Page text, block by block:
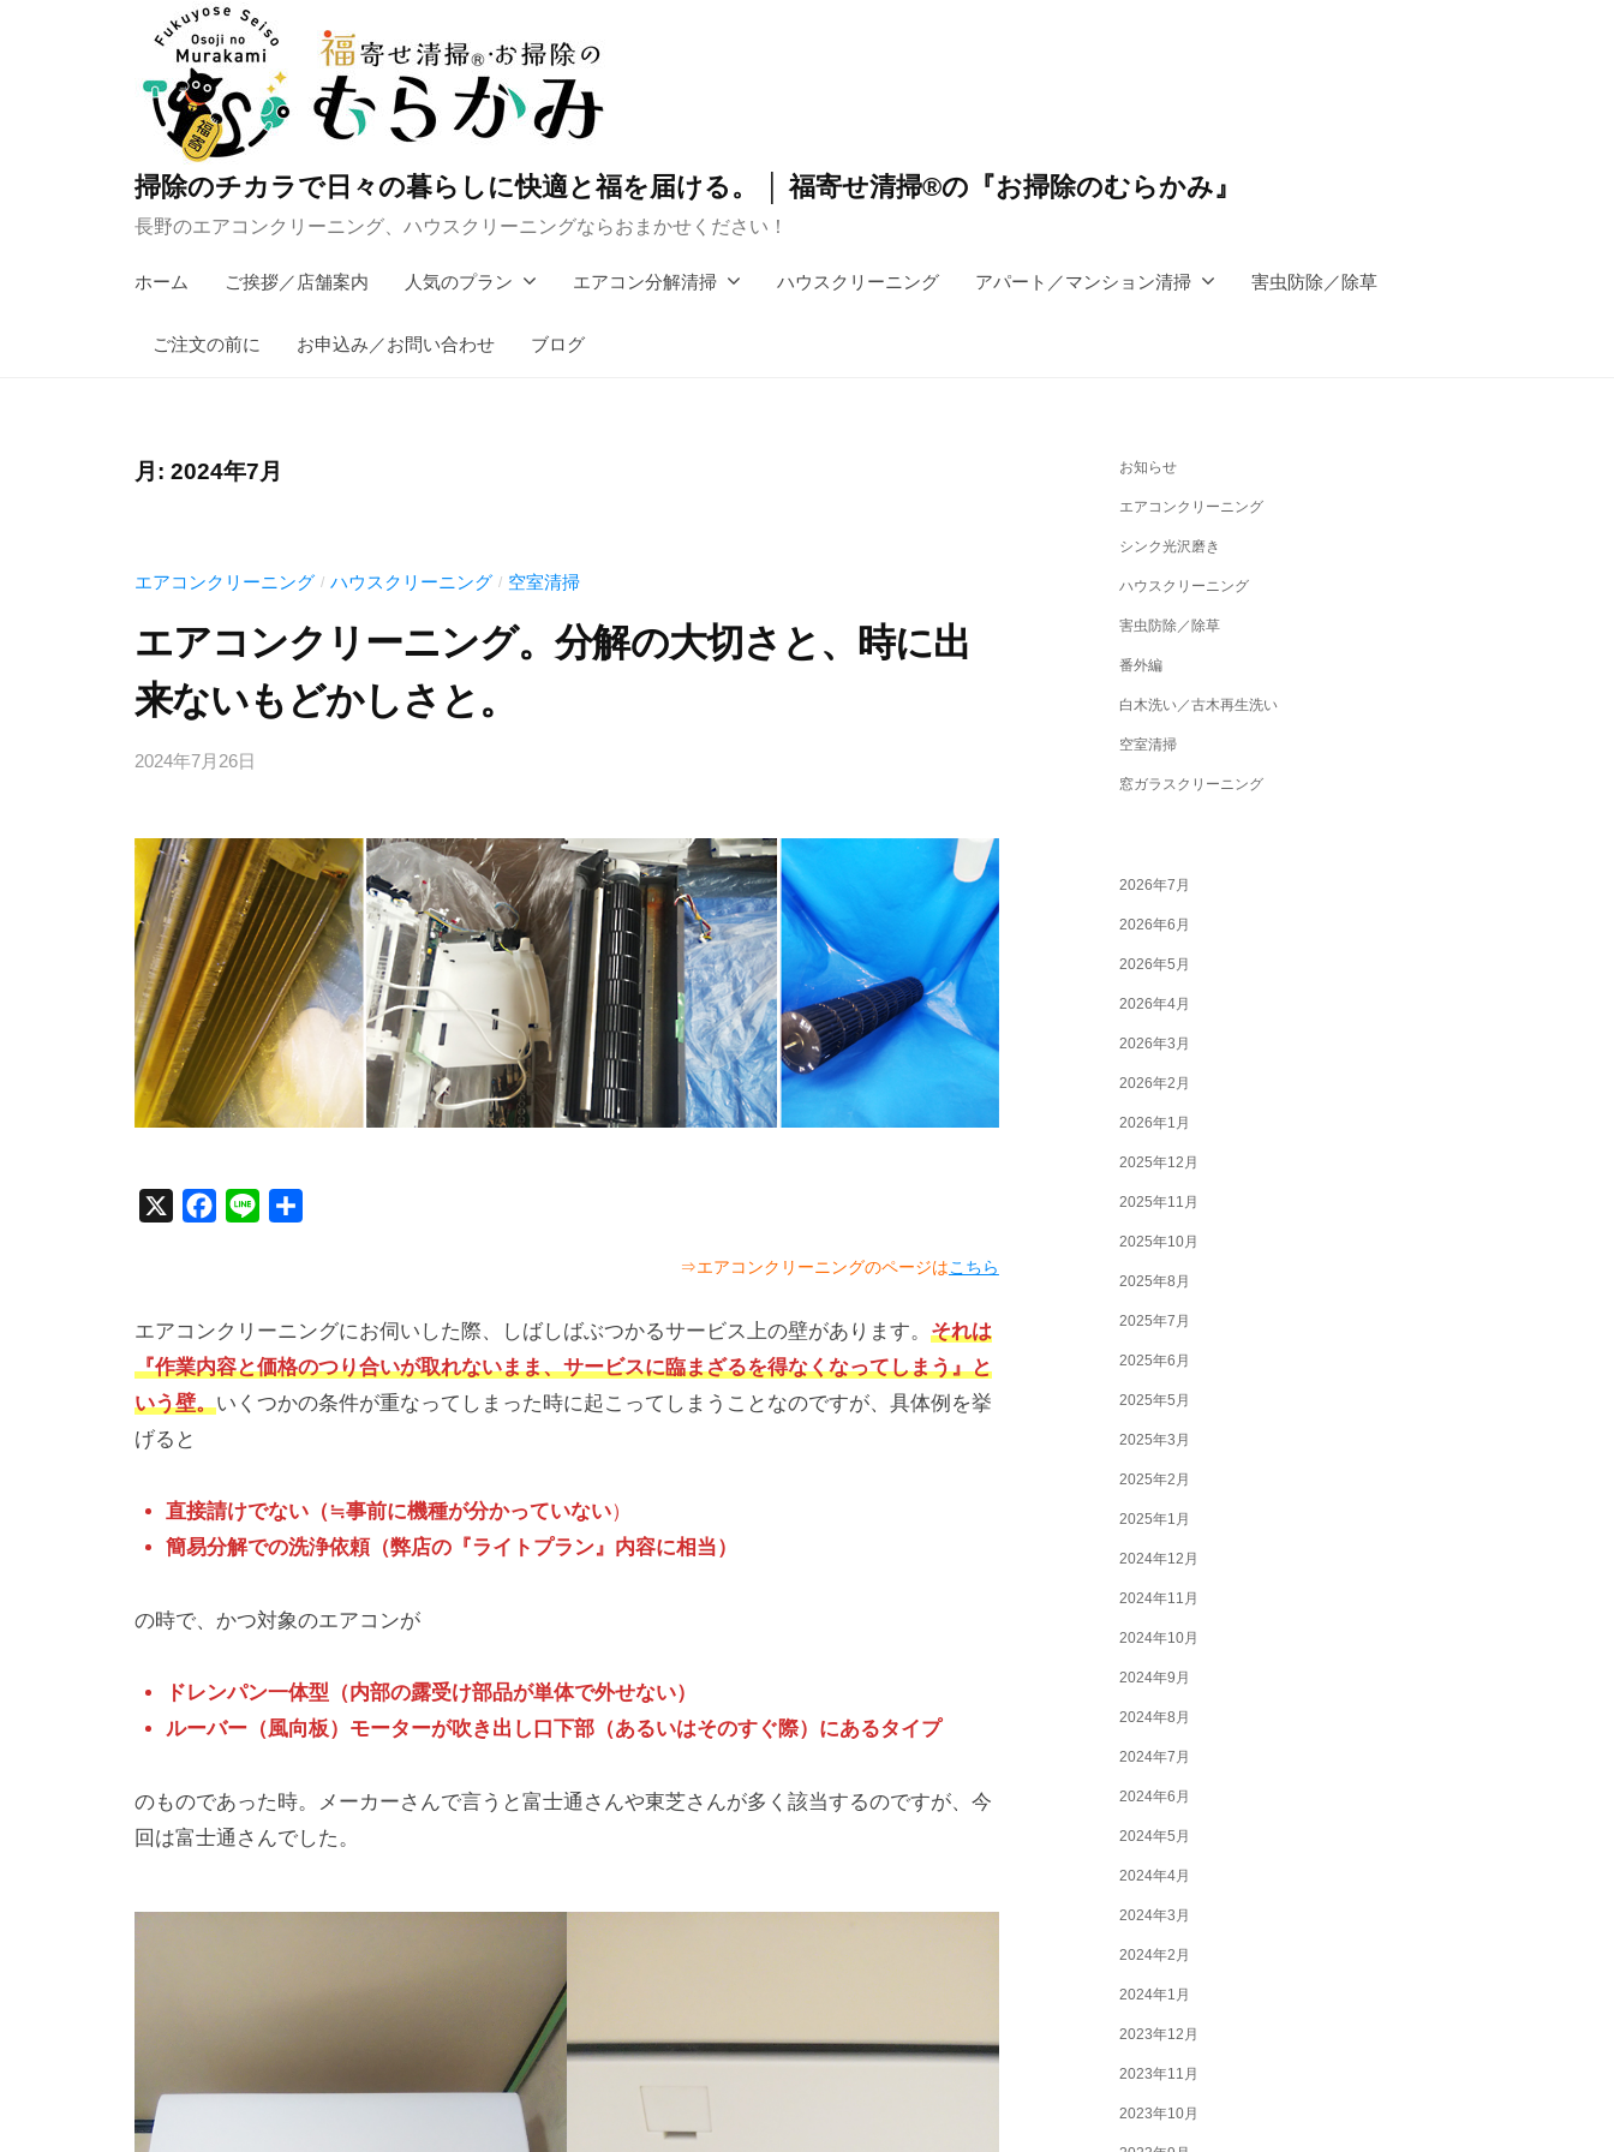
掃除のチカラで日々の暮らしに快適と福を届ける。 │ 福寄せ清掃®の『お掃除のむらかみ』
長野のエアコンクリーニング、ハウスクリーニングならおまかせください！
ホーム ご挨拶／店舗案内 人気のプラン エアコン分解清掃 ハウスクリーニング アパート／マンション清掃 害虫防除／除草
ご注文の前に お申込み／お問い合わせ ブログ
月: 2024年7月
エアコンクリーニング / ハウスクリーニング / 空室清掃
エアコンクリーニング。分解の大切さと、時に出
来ないもどかしさと。
2024年7月26日
ら
か
み
清
掃
技
研
b
o
o
⇒エアコンクリーニングのページはこちら
エアコンクリーニングにお伺いした際、しばしばぶつかるサービス上の壁があります。 それは
『作業内容と価格のつり合いが取れないまま、サービスに臨まざるを得なくなってしまう』と
いう壁。いくつかの条件が重なってしまった時に起こってしまうことなのですが、具体例を挙
げると
直接請けでない（≒事前に機種が分かっていない）
簡易分解での洗浄依頼（弊店の『ライトプラン』内容に相当）
の時で、かつ対象のエアコンが
ドレンパン一体型（内部の露受け部品が単体で外せない）
ルーバー（風向板）モーターが吹き出し口下部（あるいはそのすぐ際）にあるタイプ
のものであった時。メーカーさんで言うと富士通さんや東芝さんが多く該当するのですが、今
回は富士通さんでした。
お知らせ
エアコンクリーニング
シンク光沢磨き
ハウスクリーニング
害虫防除／除草
番外編
白木洗い／古木再生洗い
空室清掃
窓ガラスクリーニング
2026年7月
2026年6月
2026年5月
2026年4月
2026年3月
2026年2月
2026年1月
2025年12月
2025年11月
2025年10月
2025年8月
2025年7月
2025年6月
2025年5月
2025年3月
2025年2月
2025年1月
2024年12月
2024年11月
2024年10月
2024年9月
2024年8月
2024年7月
2024年6月
2024年5月
2024年4月
2024年3月
2024年2月
2024年1月
2023年12月
2023年11月
2023年10月